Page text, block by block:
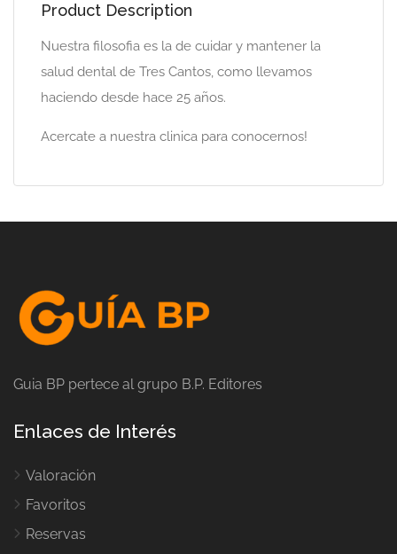
Product Description
Nuestra filosofia es la de cuidar y mantener la
salud dental de Tres Cantos, como llevamos
haciendo desde hace 25 años.
Acercate a nuestra clinica para conocernos!
Guia BP pertece al grupo B.P. Editores
Enlaces de Interés
Valoración
Favoritos
Reservas